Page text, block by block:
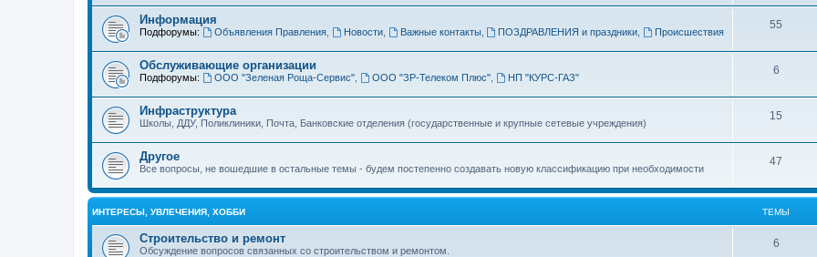
ым
ы
Информация
Подфорумы: Объявления Правления, Новости, Важные контакты, ПОЗДРАВЛЕНИЯ и праздники Происшествия
55
ы
Обслуживающие организации
Подфорумы: ООО "Зеленая Роща-Сервис", ООО "ЗР-Телеком Плюс", НП "КУРС-ГАЗ"
6Т
м
ы
Инфраструктура
Школы, ДДУ, Поликлиники, Почта, Банковские отделения (государственные и крупные сетевые учреждения)
15
ы
Другое
Все вопросы, не вошедшие в остальные темы - будем постепенно создавать новую классификацию при необходимости
47
м
ИНТЕРЕСЫ, УВЛЕЧЕНИЯ, ХОББИ ТЕМЫ
Строительство и ремонт
Обсуждение вопросов связанных со строительством и ремонтом.
6Т